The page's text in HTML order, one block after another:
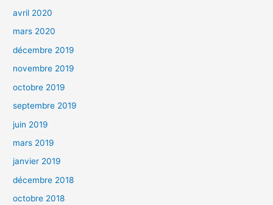
avril 2020
mars 2020
décembre 2019
novembre 2019
octobre 2019
septembre 2019
juin 2019
mars 2019
janvier 2019
décembre 2018
octobre 2018